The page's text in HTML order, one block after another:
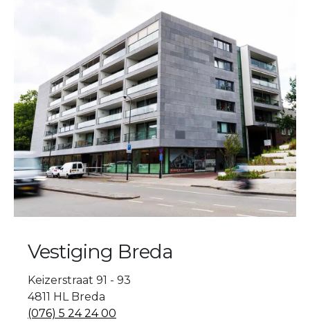
Vestiging Breda
Keizerstraat 91 - 93
4811 HL Breda
(076) 5 24 24 00